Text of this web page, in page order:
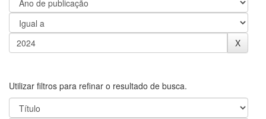
Utilizar filtros para refinar o resultado de busca.